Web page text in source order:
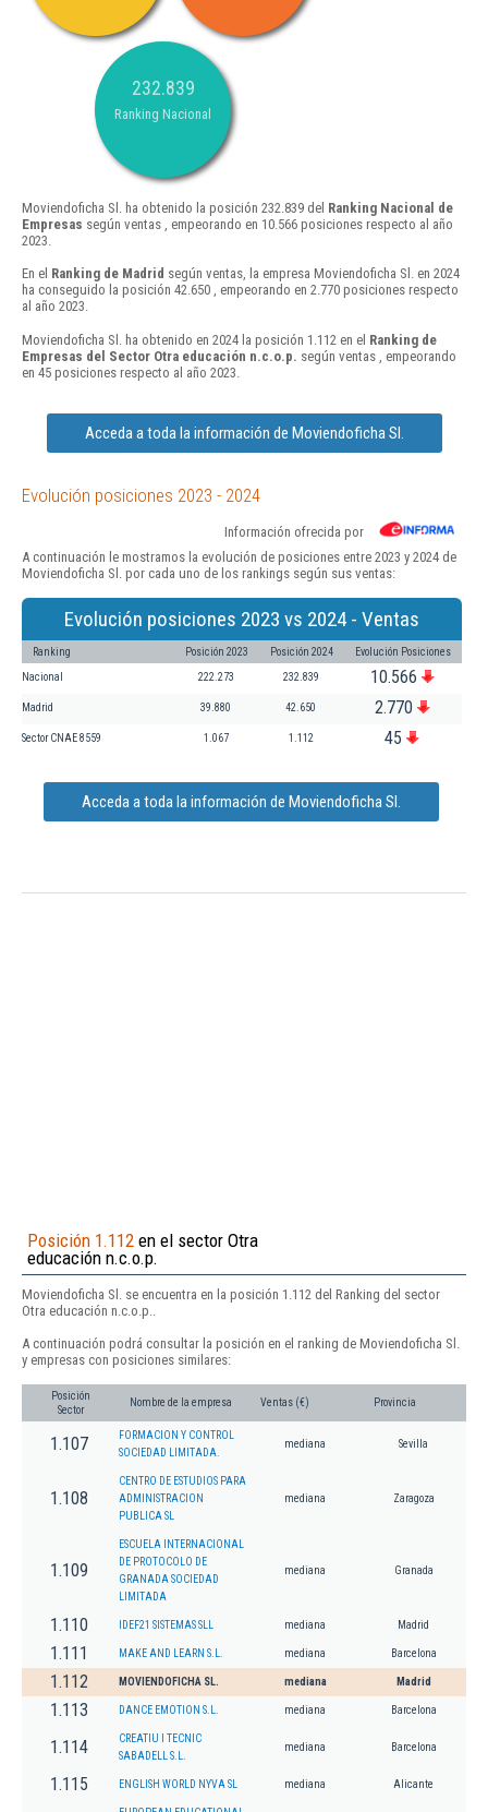
232.839
Ranking Nacional
Moviendoficha Sl. ha obtenido la posición 232.839 del Ranking Nacional de
Empresas según ventas , empeorando en 10.566 posiciones respecto al año
2023.
En el Ranking de Madrid según ventas, la empresa Moviendoficha Sl. en 2024
ha conseguido la posición 42.650 , empeorando en 2.770 posiciones respecto
al año 2023.
Moviendoficha Sl. ha obtenido en 2024 la posición 1.112 en el Ranking de
Empresas del Sector Otra educación n.c.o.p. según ventas , empeorando
en 45 posiciones respecto al año 2023.
Acceda a toda la información de Moviendoficha Sl.
Evolución posiciones 2023 - 2024
Información ofrecida por
A continuación le mostramos la evolución de posiciones entre 2023 y 2024 de
Moviendoficha Sl. por cada uno de los rankings según sus ventas:
Evolución posiciones 2023 vs 2024 - Ventas
Ranking Posición 2023 Posición 2024 Evolución Posiciones
Nacional 222.273 232.839 10.566
Madrid 39.880 42.650 2.770
Sector CNAE 8559 1.067 1.112 45
Acceda a toda la información de Moviendoficha Sl.
Posición 1.112 en el sector Otra
educación n.c.o.p.
Moviendoficha Sl. se encuentra en la posición 1.112 del Ranking del sector
Otra educación n.c.o.p..
A continuación podrá consultar la posición en el ranking de Moviendoficha Sl.
y empresas con posiciones similares:
Posición
Sector
Nombre de la empresa Ventas (€) Provincia
1.107
FORMACION Y CONTROL
SOCIEDAD LIMITADA.
mediana Sevilla
1.108
CENTRO DE ESTUDIOS PARA
ADMINISTRACION
PUBLICA SL
mediana Zaragoza
1.109
ESCUELA INTERNACIONAL
DE PROTOCOLO DE
GRANADA SOCIEDAD
LIMITADA
mediana Granada
1.110 IDEF21 SISTEMAS SLL mediana Madrid
1.111 MAKE AND LEARN S.L. mediana Barcelona
1.112 MOVIENDOFICHA SL. mediana Madrid
1.113 DANCE EMOTION S.L. mediana Barcelona
1.114
CREATIU I TECNIC
SABADELL S.L.
mediana Barcelona
1.115 ENGLISH WORLD NYVA SL mediana Alicante